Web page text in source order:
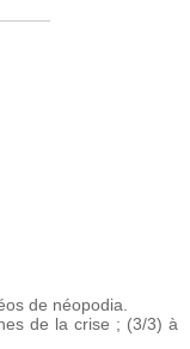
de néopodia.
de la crise ; (3/3) à